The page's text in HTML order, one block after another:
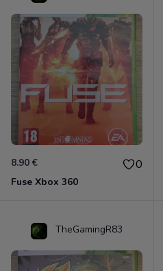
8.90 € 0
Fuse Xbox 360
TheGamingR83